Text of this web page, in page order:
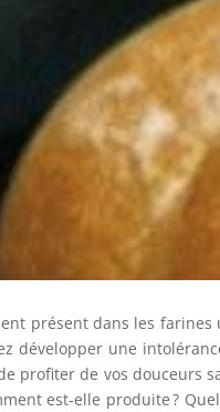
présent dans les farines
développer une
profiter de vos douceurs
est-elle produite ?